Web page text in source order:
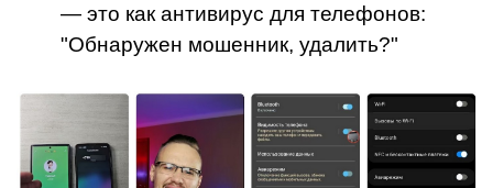
— это как антивирус для телефонов:
"Обнаружен мошенник, удалить?"